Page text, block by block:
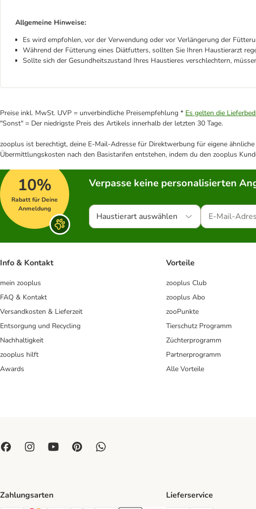
Allgemeine Hinweise:
Es wird empfohlen, vor der Verwendung oder vor Verlängerung der
Während der Fütterung eines Diätfutters, sollten Sie Ihren Haustierarzt
Sollte sich der Gesundheitszustand Ihres Haustieres verschlechtern,
Preise inkl. MwSt. UVP = unverbindliche Preisempfehlung * Es gelten die
"Sonst" = Der niedrigste Preis des Artikels innerhalb der letzten 30 Tage.
zooplus ist berechtigt, deine E-Mail-Adresse für Direktwerbung für eigene
Übermittlungskosten nach den Basistarifen entstehen, indem du den zooplus
10%
Rabatt für Deine
Anmeldung
Verpasse keine personalisierten
Haustierart auswählen
Info & Kontakt
mein zooplus
FAQ & Kontakt
Versandkosten & Lieferzeit
Entsorgung und Recycling
Nachhaltigkeit
zooplus hilft
Awards
Vorteile
zooplus Club
zooplus Abo
zooPunkte
Tierschutz Programm
Züchterprogramm
Partnerprogramm
Alle Vorteile
Zahlungsarten Lieferservice